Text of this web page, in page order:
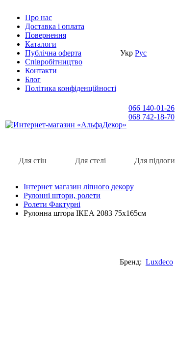
Про нас
Доставка i оплата
Повернення
Каталоги
Публічна оферта
Співробітництво
Контакти
Блог
Політика конфіденційності
Укр Рус
066 140-01-26
068 742-18-70
Для стін Для стелі Для підлоги
Інтернет магазин ліпного декору
Рулонні штори, ролети
Ролети Фактурні
Рулонна штора ІКЕА 2083 75х165см
Бренд: Luxdeco